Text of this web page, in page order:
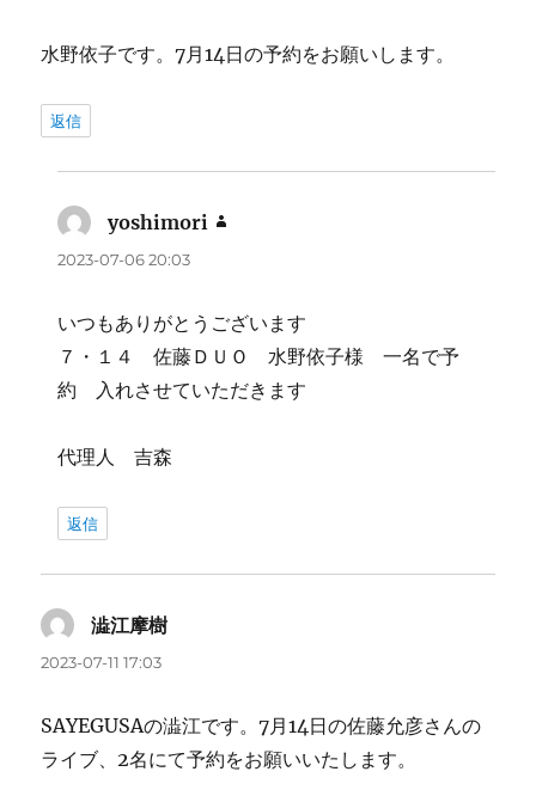
水野依子です。7月14日の予約をお願いします。
返信
yoshimori
2023-07-06 20:03
いつもありがとうございます
７・１４ 佐藤ＤＵＯ 水野依子様 一名で予
約 入れさせていただきます
代理人 吉森
返信
澁江摩樹
2023-07-11 17:03
SAYEGUSAの澁江です。7月14日の佐藤允彦さんの
ライブ、2名にて予約をお願いいたします。